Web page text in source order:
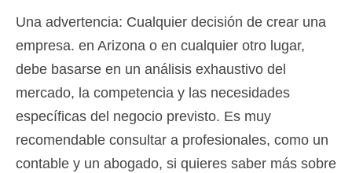
Una advertencia: Cualquier decisión de crear una
empresa. en Arizona o en cualquier otro lugar,
debe basarse en un análisis exhaustivo del
mercado, la competencia y las necesidades
específicas del negocio previsto. Es muy
recomendable consultar a profesionales, como un
contable y un abogado, si quieres saber más sobre